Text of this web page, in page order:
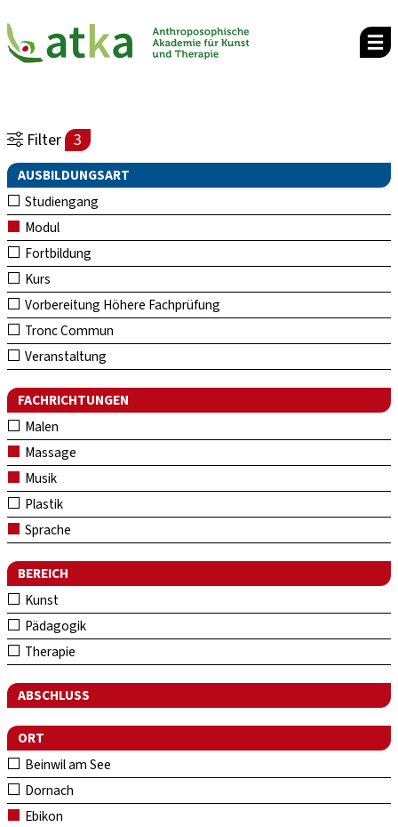
Filter 3
AUSBILDUNGSART
Studiengang
Modul
Fortbildung
Kurs
Vorbereitung Höhere Fachprüfung
Tronc Commun
Veranstaltung
FACHRICHTUNGEN
Malen
Massage
Musik
Plastik
Sprache
BEREICH
Kunst
Pädagogik
Therapie
ABSCHLUSS
ORT
Beinwil am See
Dornach
Ebikon